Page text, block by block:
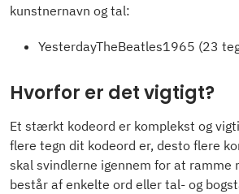
kunstnernavn og tal:
YesterdayTheBeatles1965 (23
Hvorfor er det vigtigt?
Et stærkt kodeord er komplekst og
flere tegn dit kodeord er, desto flere
skal svindlerne igennem for at ramme
består af enkelte ord eller tal- og